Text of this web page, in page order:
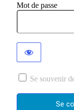
Mot de passe
Se souvenir